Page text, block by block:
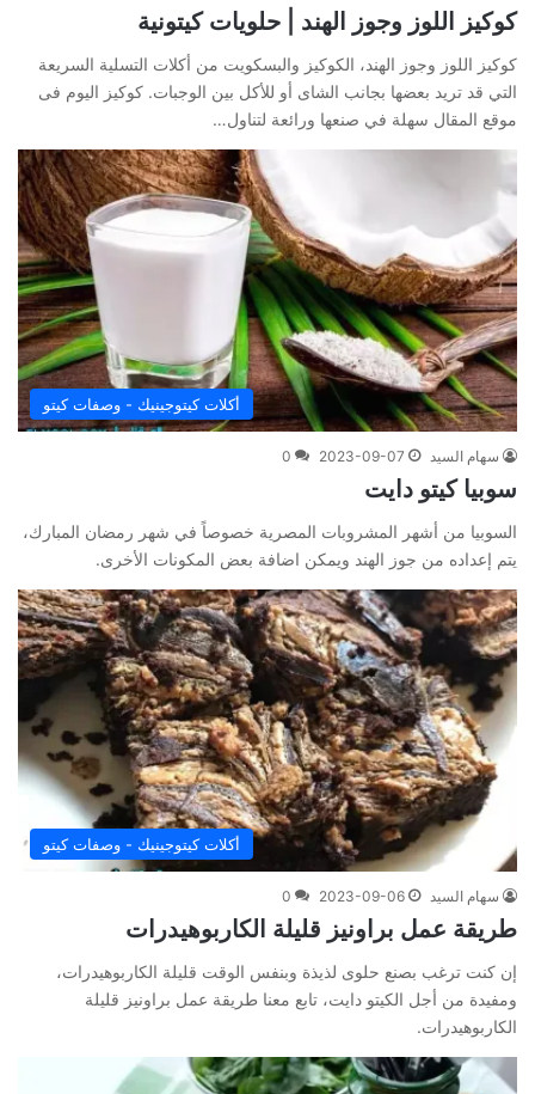
كوكيز اللوز وجوز الهند | حلويات كيتونية
كوكيز اللوز وجوز الهند، الكوكيز والبسكويت من أكلات التسلية السريعة
التي قد تريد بعضها بجانب الشاى أو للأكل بين الوجبات. كوكيز اليوم فى
موقع المقال سهلة في صنعها ورائعة لتناول…
أكلات كيتوجينيك - وصفات كيتو
سهام السيد 2023-09-07
0
سوبيا كيتو دايت
السوبيا من أشهر المشروبات المصرية خصوصاً في شهر رمضان المبارك،
يتم إعداده من جوز الهند ويمكن اضافة بعض المكونات الأخرى.
أكلات كيتوجينيك - وصفات كيتو
سهام السيد 2023-09-06
0
طريقة عمل براونيز قليلة الكاربوهيدرات
إن كنت ترغب بصنع حلوى لذيذة وبنفس الوقت قليلة الكاربوهيدرات،
ومفيدة من أجل الكيتو دايت، تابع معنا طريقة عمل براونيز قليلة
الكاربوهيدرات.